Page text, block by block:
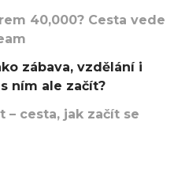
40,000? Cesta vede
zábava, vzdělání i
ním ale začít?
– cesta, jak začít se